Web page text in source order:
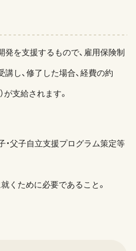
を支援するもので、雇用保険制
し、修了した場合、経費の約
が支給されます。
・父子自立支援プログラム策定等
くために必要であること。